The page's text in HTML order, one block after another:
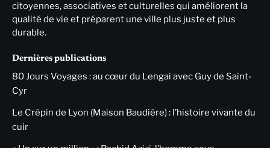
citoyennes, associatives et culturelles qui améliorent la
qualité de vie et préparent une ville plus juste et plus
durable.
Dernières publications
80 Jours Voyages : au cœur du Lengai avec Guy de Saint-
Cyr
Le Crépin de Lyon (Maison Baudière) : l’histoire vivante du
cuir